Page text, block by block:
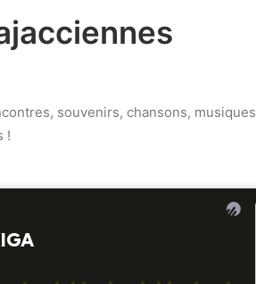
souvenirs, chansons, musiques
!